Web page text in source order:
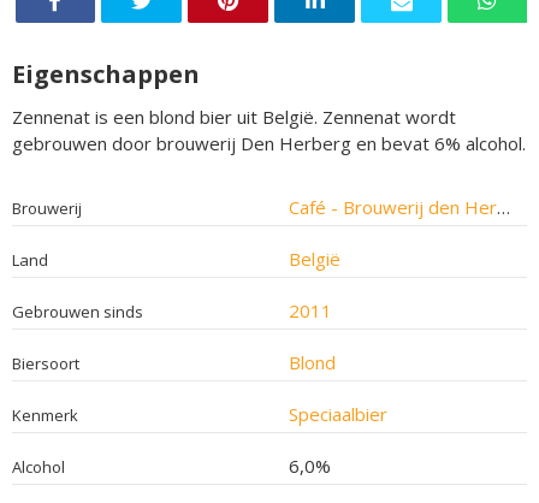
Eigenschappen
Zennenat is een blond bier uit België. Zennenat wordt
gebrouwen door brouwerij Den Herberg en bevat 6% alcohol.
Brouwerij Café - Brouwerij den Herberg
Land België
Gebrouwen sinds 2011
Biersoort Blond
Kenmerk Speciaalbier
Alcohol 6,0%